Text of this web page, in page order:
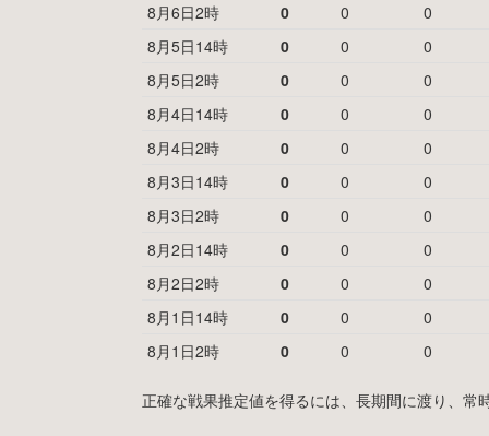
8月6日2時
0 0
0
8月5日14時
0 0
0
8月5日2時
0 0
0
8月4日14時
0 0
0
8月4日2時
0 0
0
8月3日14時
0 0
0
8月3日2時
0 0
0
8月2日14時
0 0
0
8月2日2時
0 0
0
8月1日14時
0 0
0
8月1日2時
0 0 0
正確な戦果推定値を得るには、長期間に渡り、